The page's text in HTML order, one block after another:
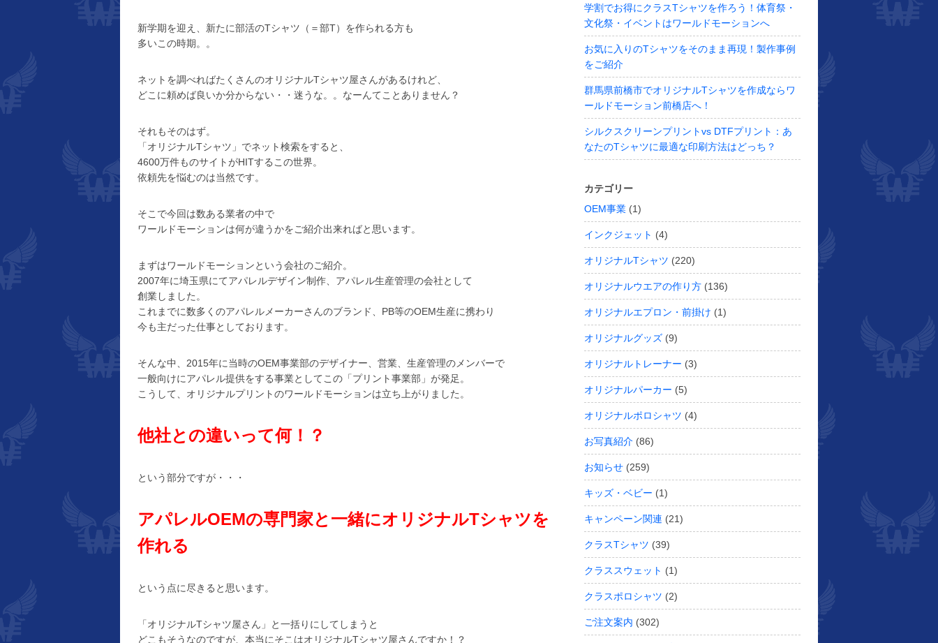
新学期を迎え、新たに部活のTシャツ（＝部T）を作られる方も
多いこの時期。。
ネットを調べればたくさんのオリジナルTシャツ屋さんがあるけれど、
どこに頼めば良いか分からない・・迷うな。。なーんてことありません？
それもそのはず。
「オリジナルTシャツ」でネット検索をすると、
4600万件ものサイトがHITするこの世界。
依頼先を悩むのは当然です。
そこで今回は数ある業者の中で
ワールドモーションは何が違うかをご紹介出来ればと思います。
まずはワールドモーションという会社のご紹介。
2007年に埼玉県にてアパレルデザイン制作、アパレル生産管理の会社として
創業しました。
これまでに数多くのアパレルメーカーさんのブランド、PB等のOEM生産に携わり
今も主だった仕事としております。
そんな中、2015年に当時のOEM事業部のデザイナー、営業、生産管理のメンバーで
一般向けにアパレル提供をする事業としてこの「プリント事業部」が発足。
こうして、オリジナルプリントのワールドモーションは立ち上がりました。
他社との違いって何！？
という部分ですが・・・
アパレルOEMの専門家と一緒にオリジナルTシャツを
作れる
という点に尽きると思います。
「オリジナルTシャツ屋さん」と一括りにしてしまうと
どこもそうなのですが、本当にそこはオリジナルTシャツ屋さんですか！？
学割でお得にクラスTシャツを作ろう！体育祭・
文化祭・イベントはワールドモーションへ
お気に入りのTシャツをそのまま再現！製作事例
をご紹介
群馬県前橋市でオリジナルTシャツを作成ならワ
ールドモーション前橋店へ！
シルクスクリーンプリントvs DTFプリント：あ
なたのTシャツに最適な印刷方法はどっち？
カテゴリー
OEM事業 (1)
インクジェット (4)
オリジナルTシャツ (220)
オリジナルウエアの作り方 (136)
オリジナルエプロン・前掛け (1)
オリジナルグッズ (9)
オリジナルトレーナー (3)
オリジナルパーカー (5)
オリジナルポロシャツ (4)
お写真紹介 (86)
お知らせ (259)
キッズ・ベビー (1)
キャンペーン関連 (21)
クラスTシャツ (39)
クラススウェット (1)
クラスポロシャツ (2)
ご注文案内 (302)